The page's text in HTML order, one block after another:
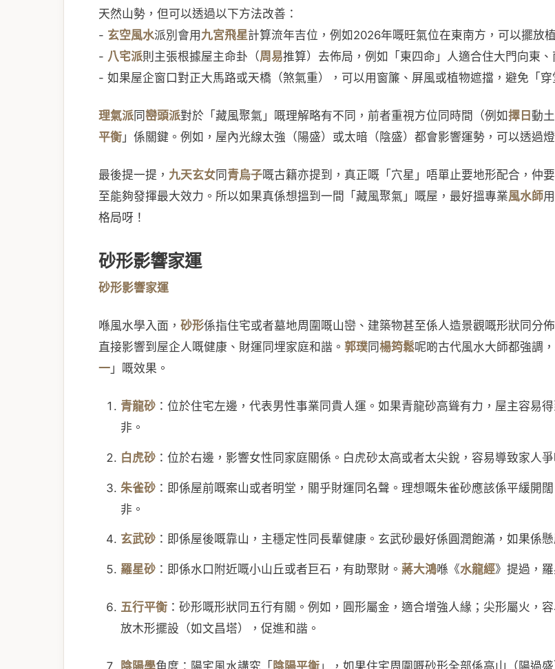
天然山勢，但可以透過以下方法改善：
- 玄空風水派別會用 九宮飛星計算流年吉位，例如2026年嘅旺氣位在東南方，可以擺放
- 八宅派則主張根據屋主命卦（周易推算）去佈局，例如「東四命」人適合住大門向東、
- 如果屋企窗口對正大馬路或天橋（煞氣重），可以用窗簾、屏風或植物遮擋，避免「穿
理氣派同巒頭派對於「藏風聚氣」嘅理解略有不同，前者重視方位同時間（例如擇日 動
平衡 」係關鍵。例如，屋內光線太強（陽盛）或太暗（陰盛）都會影響運勢，可以透過
最後提一提， 九天玄女同 青烏子嘅古籍亦提到，真正嘅「穴星」唔單止要地形配合，仲
至能夠發揮最大效力。所以如果真係想搵到一間「藏風聚氣」嘅屋，最好搵專業風水師用
格局呀！
砂形影響家運
砂形影響家運
喺風水學入面， 砂形係指住宅或者墓地周圍嘅山巒、建築物甚至係人造景觀嘅形狀同分
直接影響到屋企人嘅健康、財運同埋家庭和諧。 郭璞同楊筠鬆呢啲古代風水大師都強調
一 」嘅效果。
青龍砂 ：位於住宅左邊，代表男性事業同貴人運。如果青龍砂高聳有力，屋主容易
非。
白虎砂 ：位於右邊，影響女性同家庭關係。白虎砂太高或者太尖銳，容易導致家人
朱雀砂 ：即係屋前嘅案山或者明堂，關乎財運同名聲。理想嘅朱雀砂應該係平緩開
非。
玄武砂 ：即係屋後嘅靠山，主穩定性同長輩健康。玄武砂最好係圓潤飽滿，如果係
羅星砂 ：即係水口附近嘅小山丘或者巨石，有助聚財。 蔣大鴻喺《水龍經》提過，
五行平衡 ：砂形嘅形狀同五行有關。例如，圓形屬金，適合增強人緣；尖形屬火，
放木形擺設（如文昌塔），促進和諧。